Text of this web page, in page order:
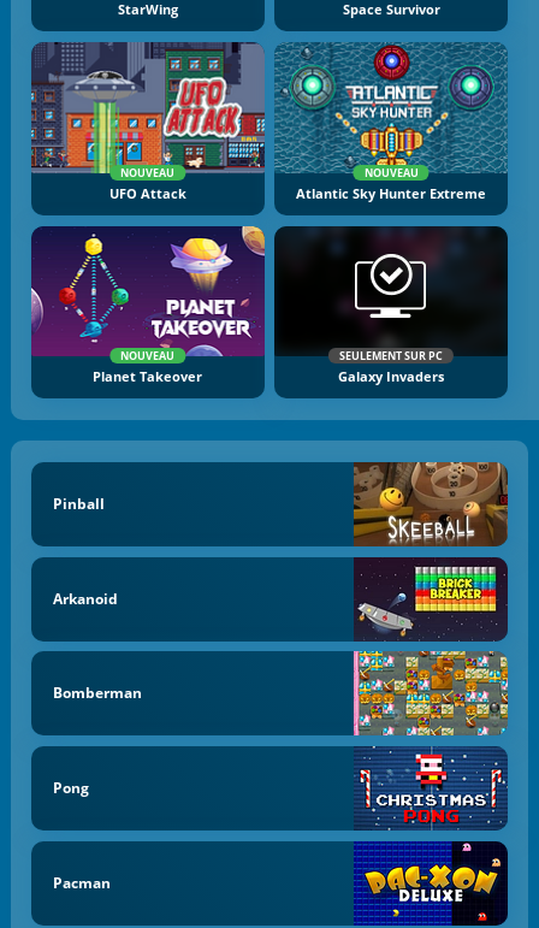
StarWing Space Survivor
NOUVEAU
UFO Attack
NOUVEAU
Atlantic Sky Hunter Extreme
NOUVEAU
Planet Takeover
SEULEMENT SUR PC
Galaxy Invaders
Pinball
Arkanoid
Bomberman
Pong
Pacman